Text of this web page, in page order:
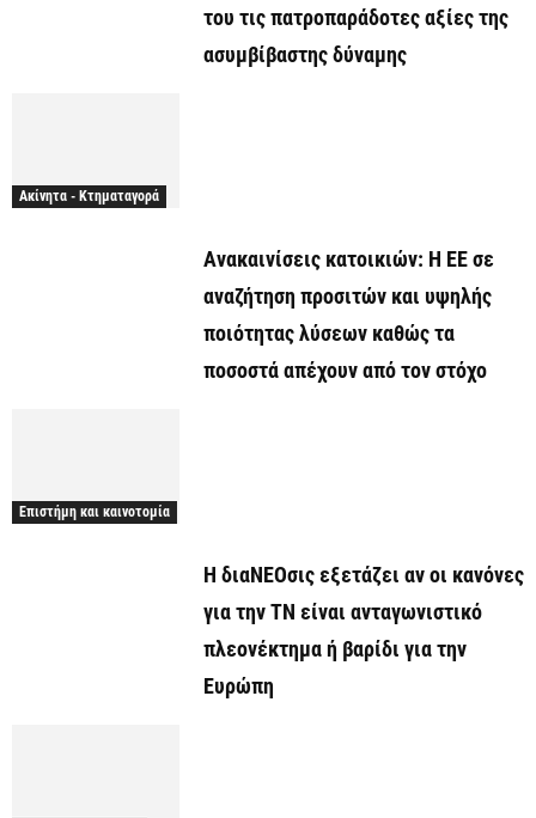
του τις πατροπαράδοτες αξίες της
ασυμβίβαστης δύναμης
Ακίνητα - Κτηματαγορά
Ανακαινίσεις κατοικιών: Η ΕΕ σε
αναζήτηση προσιτών και υψηλής
ποιότητας λύσεων καθώς τα
ποσοστά απέχουν από τον στόχο
Επιστήμη και καινοτομία
Η διαΝΕΟσις εξετάζει αν οι κανόνες
για την ΤΝ είναι ανταγωνιστικό
πλεονέκτημα ή βαρίδι για την
Ευρώπη